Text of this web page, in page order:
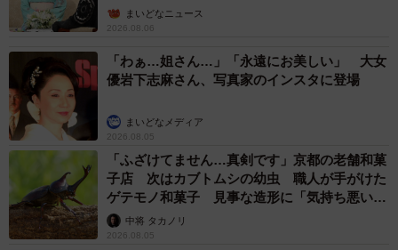
屋】まいどなニュース
2026.08.06
「わぁ…姐さん…」「永遠にお美しい」 大女
優岩下志麻さん、写真家のインスタに登場
まいどなメディア
2026.08.05
「ふざけてません…真剣です」京都の老舗和菓
子店 次はカブトムシの幼虫 職人が手がけた
ゲテモノ和菓子 見事な造形に「気持ち悪いく
らいリアル」
中将 タカノリ
2026.08.05